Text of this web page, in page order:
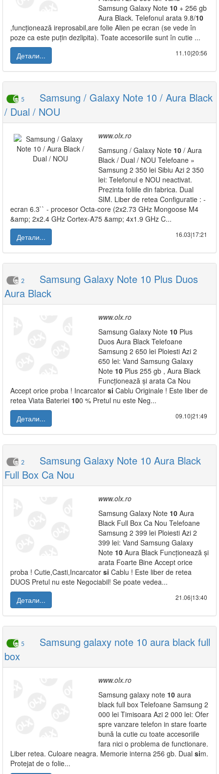
Samsung Galaxy Note 10 + 256 gb
Aura Black. Telefonul arata 9.8/10
,funcționează ireprosabil,are folie Alien pe ecran (se vede în
poze ca este puțin dezlipita). Toate accesoriile sunt în cutie ...
Детали...
11.10|20:56
5
Samsung / Galaxy Note 10 / Aura Black
/ Dual / NOU
www.olx.ro
Samsung / Galaxy Note 10 / Aura
Black / Dual / NOU Telefoane »
Samsung 2 350 lei Sibiu Azi 2 350
lei: Telefonul e NOU neactivat.
Prezinta foliile din fabrica. Dual
SIM. Liber de retea Configuratie : -
ecran 6.3`` - procesor Octa-core (2x2.73 GHz Mongoose M4
&amp; 2x2.4 GHz Cortex-A75 &amp; 4x1.9 GHz C...
Детали...
16.03|17:21
2
Samsung Galaxy Note 10 Plus Duos
Aura Black
www.olx.ro
Samsung Galaxy Note 10 Plus
Duos Aura Black Telefoane
Samsung 2 650 lei Ploiesti Azi 2
650 lei: Vand Samsung Galaxy
Note 10 Plus 255 gb , Aura Black
Funcționează și arata Ca Nou
Accept orice proba ! Incarcator si Cablu Originale ! Este liber de
retea Viata Bateriei 100 % Pretul nu este Neg...
Детали...
09.10|21:49
2
Samsung Galaxy Note 10 Aura Black
Full Box Ca Nou
www.olx.ro
Samsung Galaxy Note 10 Aura
Black Full Box Ca Nou Telefoane
Samsung 2 399 lei Ploiesti Azi 2
399 lei: Vand Samsung Galaxy
Note 10 Aura Black Funcționează și
arata Foarte Bine Accept orice
proba ! Cutie,Casti,Incarcator si Cablu ! Este liber de retea
DUOS Pretul nu este Negociabil! Se poate vedea...
Детали...
21.06|13:40
5
Samsung galaxy note 10 aura black full
box
www.olx.ro
Samsung galaxy note 10 aura
black full box Telefoane Samsung 2
000 lei Timisoara Azi 2 000 lei: Ofer
spre vanzare telefon in stare foarte
bună la cutie cu toate accesoriile
fara nici o problema de functionare.
Liber retea. Culoare neagra. Memorie interna 256 gb. Dual sim.
Protejat de o folie...